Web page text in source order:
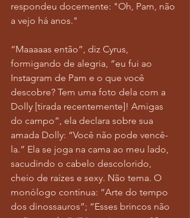
respondeu docemente: "Oh, Pam, não
a vejo há anos."
“Maaaaas então”, diz Cyrus,
formigando de alegria, “eu fui ao
Instagram de Pam e o que você
descobre? Tem uma foto dela com a
Dolly [tirada recentemente]! Amigas
do campo”, ela declara sobre sua
amada Dolly: “Você não pode vencê-
la.” Ela se joga na cama ao meu lado,
sacudindo o cabelo descolorido,
cheio de raízes e sexy. Não tema. O
monólogo continua: “Arte do tempo
dos dinossauros”; “Esses brincos não